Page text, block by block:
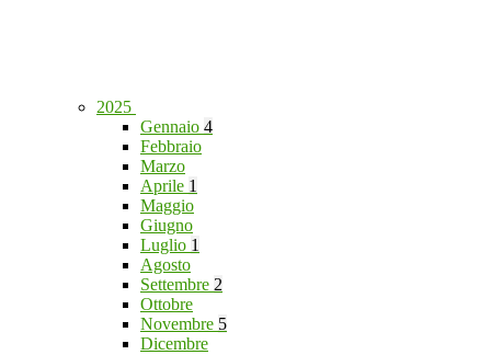
2025
Gennaio 4
Febbraio
Marzo
Aprile 1
Maggio
Giugno
Luglio 1
Agosto
Settembre 2
Ottobre
Novembre 5
Dicembre